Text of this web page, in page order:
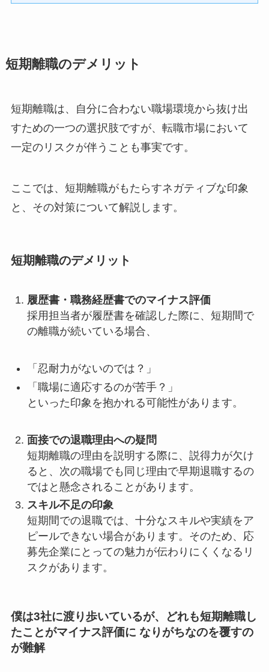
短期離職のデメリット
短期離職は、自分に合わない職場環境から抜け出
すための一つの選択肢ですが、転職市場において
一定のリスクが伴うことも事実です。
ここでは、短期離職がもたらすネガティブな印象
と、その対策について解説します。
短期離職のデメリット
履歴書・職務経歴書でのマイナス評価
採用担当者が履歴書を確認した際に、短期間で
の離職が続いている場合、
「忍耐力がないのでは？」
「職場に適応するのが苦手？」
といった印象を抱かれる可能性があります。
面接での退職理由への疑問
短期離職の理由を説明する際に、説得力が欠け
ると、次の職場でも同じ理由で早期退職するの
ではと懸念されることがあります。
スキル不足の印象
短期間での退職では、十分なスキルや実績をア
ピールできない場合があります。そのため、応
募先企業にとっての魅力が伝わりにくくなるリ
スクがあります。
僕は3社に渡り歩いているが、どれも短期離職し
たことがマイナス評価に なりがちなのを覆すの
が難解